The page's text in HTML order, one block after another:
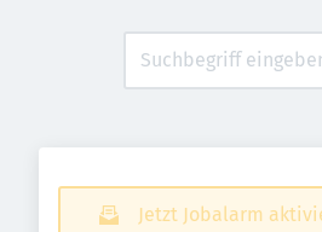
Jetzt Jobalarm